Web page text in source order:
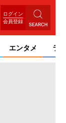
ログイン
会員登録
エンタメ ライ